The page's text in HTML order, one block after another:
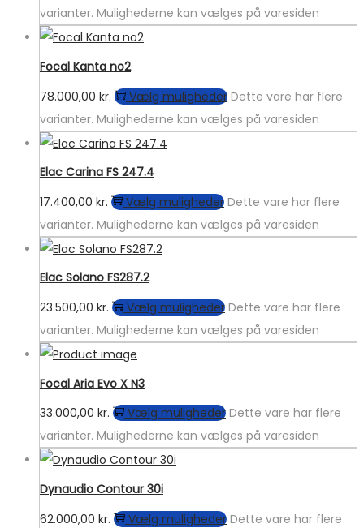
varianter. Mulighederne kan vælges på varesiden
Focal Kanta no2
78.000,00 kr. Vælg muligheder Dette vare har flere
varianter. Mulighederne kan vælges på varesiden
Elac Carina FS 247.4
17.400,00 kr. Vælg muligheder Dette vare har flere
varianter. Mulighederne kan vælges på varesiden
Elac Solano FS287.2
23.500,00 kr. Vælg muligheder Dette vare har flere
varianter. Mulighederne kan vælges på varesiden
Focal Aria Evo X N3
33.000,00 kr. Vælg muligheder Dette vare har flere
varianter. Mulighederne kan vælges på varesiden
Dynaudio Contour 30i
62.000,00 kr. Vælg muligheder Dette vare har flere